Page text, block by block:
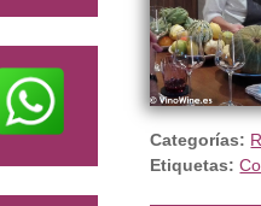
Categorías:
Etiquetas: